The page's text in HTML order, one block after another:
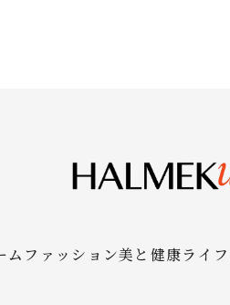
ム ファッション美と健康ライフ